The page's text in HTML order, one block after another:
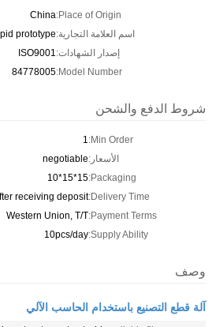
Place of Origin:
China
اسم العلامة التجارية:prototype
إصدار الشهادات:ISO9001
Model Number:
84778005
شروط الدفع والشحن
Min Order:
1
الأسعار:negotiable
Packaging:
15*15*10
Delivery Time:
receiving deposit
Payment Terms:
Western Union, T/T
Supply Ability:
10pcs/day
وصف
آلة قطع التصنيع باستخدام الحاسب الآلي